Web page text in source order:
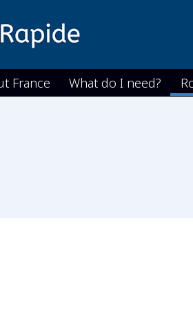
France What do I need?